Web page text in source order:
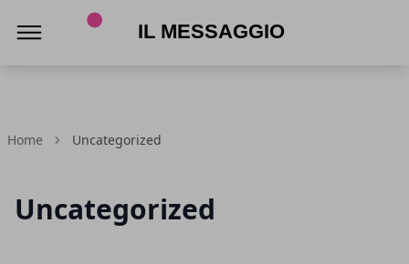
Home Uncategorized
Uncategorized